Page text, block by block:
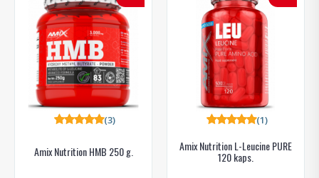
Amix Nutrition HMB 250 g.
(3)
Amix Nutrition L-Leucine PURE
120 kaps.
(1)